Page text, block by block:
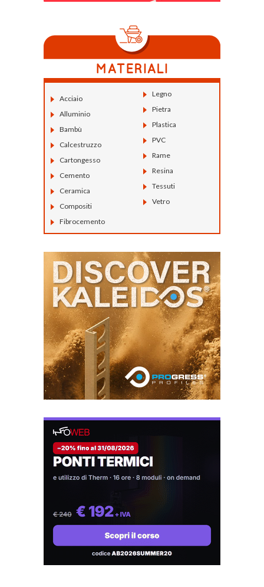
Acciaio
Alluminio
Bambù
Calcestruzzo
Cartongesso
Cemento
Ceramica
Compositi
Fibrocemento
Legno
Pietra
Plastica
PVC
Rame
Resina
Tessuti
Vetro